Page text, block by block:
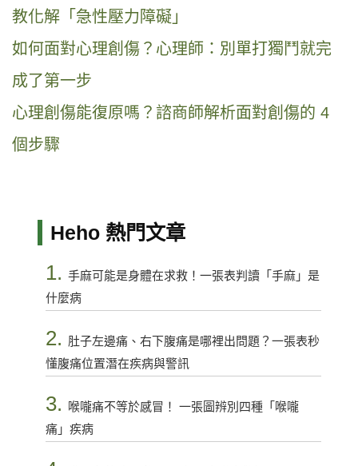
教化解「急性壓力障礙」
如何面對心理創傷？心理師：別單打獨鬥就完
成了第一步
心理創傷能復原嗎？諮商師解析面對創傷的 4
個步驟
Heho 熱門文章
1. 手麻可能是身體在求救！一張表判讀「手麻」是
什麼病
2. 肚子左邊痛、右下腹痛是哪裡出問題？一張表秒
懂腹痛位置潛在疾病與警訊
3.
喉嚨痛不等於感冒！ 一張圖辨別四種「喉嚨
痛」疾病